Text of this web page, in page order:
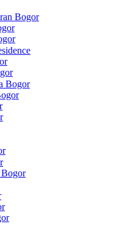
Bogor
Bogor
Bogor